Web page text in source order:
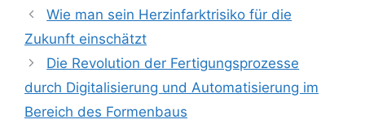
Wie man sein Herzinfarktrisiko für die
Zukunft einschätzt
Die Revolution der Fertigungsprozesse
durch Digitalisierung und Automatisierung im
Bereich des Formenbaus